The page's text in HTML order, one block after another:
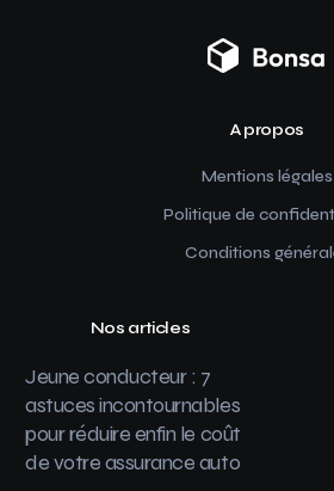
A propos
Mentions légales
Politique de
Conditions
Nos articles
Jeune conducteur : 7
astuces incontournables
pour réduire enfin le coût
de votre assurance auto